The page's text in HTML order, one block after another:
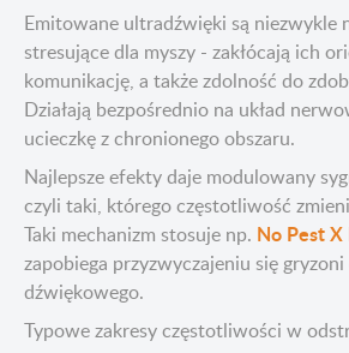
Emitowane ultradźwięki są niezwykle
stresujące dla myszy - zakłócają ich
komunikację, a także zdolność do
Działają bezpośrednio na układ
ucieczkę z chronionego obszaru.
Najlepsze efekty daje modulowany
czyli taki, którego częstotliwość
Taki mechanizm stosuje np. No Pest X
zapobiega przyzwyczajeniu się
dźwiękowego.
Typowe zakresy częstotliwości w